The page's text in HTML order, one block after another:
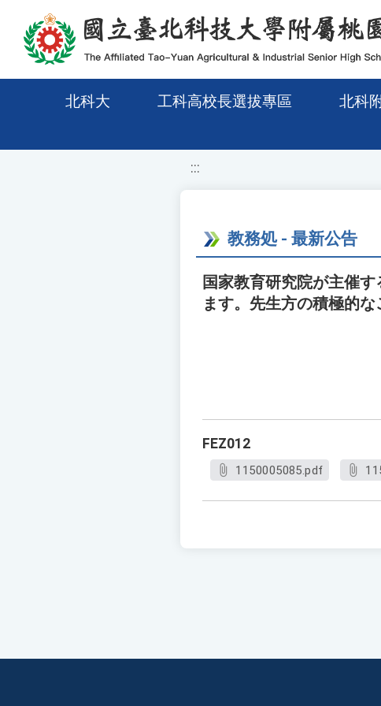
移至網頁之主要內容區位置
北科大 工科高校長選拔專區 北科
:::
教務処 - 最新公告
国家教育研究院が主催
ます。先生方の積極的
FEZ012
1150005085.pdf